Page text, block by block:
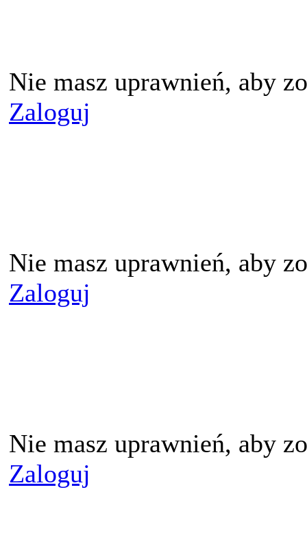
Nie masz uprawnień, aby
Zaloguj
Nie masz uprawnień, aby
Zaloguj
Nie masz uprawnień, aby
Zaloguj